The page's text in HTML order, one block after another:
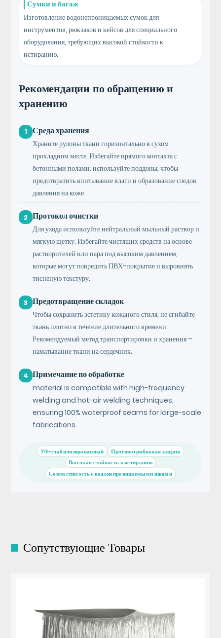
Сумки и багаж
Изготовление водонепроницаемых сумок для
инструментов, рюкзаков и кейсов для специального
оборудования, требующих высокой стойкости к
истиранию.
Рекомендации по обращению и
хранению
1 Среда хранения
Храните рулоны ткани горизонтально в сухом
прохладном месте. Избегайте прямого контакта с
бетонными полами; используйте поддоны, чтобы
предотвратить впитывание влаги и образование следов
давления на коже.
2 Протокол очистки
Для ухода используйте нейтральный мыльный раствор и
мягкую щетку. Избегайте чистящих средств на основе
растворителей или пара под высоким давлением,
которые могут повредить ПВХ-покрытие и выровнять
тисненую текстуру.
3 Предотвращение складок
Чтобы сохранить эстетику кожаного стиля, не сгибайте
ткань плотно в течение длительного времени.
Рекомендуемый метод транспортировки и хранения –
наматывание ткани на сердечник.
4 Примечание по обработке
material is compatible with high-frequency
welding and hot-air welding techniques,
ensuring 100% waterproof seams for large-scale
fabrications.
УФ-стабилизированный
Противогрибковая защита
Высокая стойкость к истиранию
Совместимость с водонепроницаемыми швами
Сопутствующие Товары